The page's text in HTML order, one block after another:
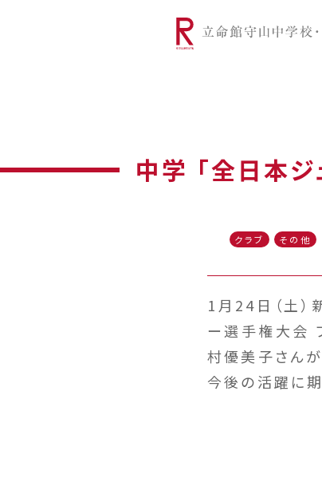
中学 「全日本
クラブ その他
1月24日（土
ー選手権大会
村優美子さん
今後の活躍に